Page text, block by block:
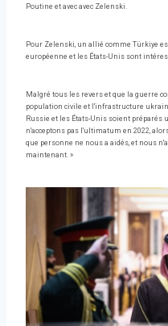
Poutine et avec avec Zelenski.
Pour Zelenski, un allié comme Türkiye
européenne et les États-Unis sont
Malgré tous les revers et que la guerre
population civile et l'infrastructure
Russie et les États-Unis soient
n'acceptons pas l'ultimatum en 2022,
que personne ne nous a aidés, et nous
maintenant. »